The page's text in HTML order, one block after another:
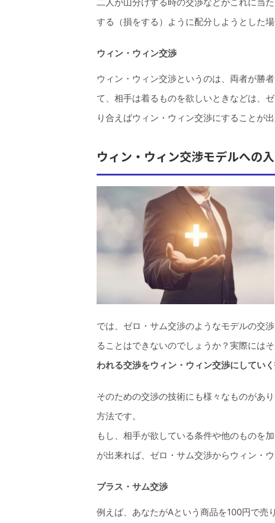
する（損をする）ように配分しようとした
ウィン・ウィン交渉
ウィン・ウィン交渉というのは、両者が勝
て、相手は着るものを欲しいときなどは、
り合えばウィン・ウィン交渉にすることが出
ウィン・ウィン交渉モデルへの
では、ゼロ・サム交渉のようなモデルの交
ることはできないのでしょうか？実際には
われる交渉をウィン・ウィン交渉にしてい
そのための交渉の技術にも様々なものがあ
方法です。
もし、相手が欲している条件や他のものを
が出来れば、ゼロ・サム交渉からウィン・
プラス・サム交渉
例えば、あなたがAという商品を100円で売